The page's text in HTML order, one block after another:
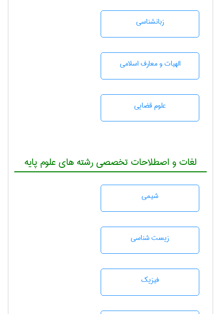
زبانشناسی
الهیات و معارف اسلامی
علوم قضایی
لغات و اصطلاحات تخصصی رشته های علوم پایه
شيمی
زيست شناسی
فیزیک